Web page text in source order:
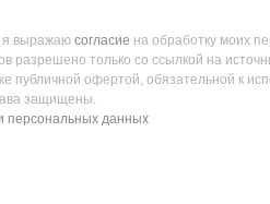
я выражаю согласие на обработку моих
разрешено только со ссылкой на
публичной офертой, обязательной к
защищены.
персональных данных